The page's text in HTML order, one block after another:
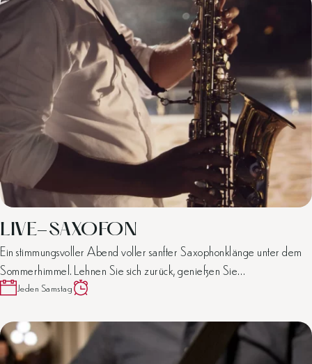
LIVE-SAXOFON
Ein stimmungsvoller Abend voller sanfter Saxophonklänge unter dem
Sommerhimmel. Lehnen Sie sich zurück, genießen Sie…
Jeden Samstag